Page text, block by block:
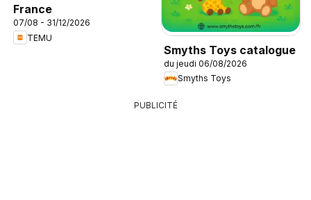
France
07/08 - 31/12/2026
TEMU
Smyths Toys catalogue
du jeudi 06/08/2026
Smyths Toys
PUBLICITÉ